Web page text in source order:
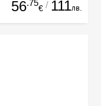
56.75
€ / 111лв.